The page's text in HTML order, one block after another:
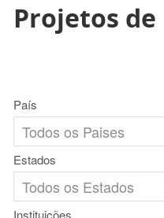
Projetos de
País
Estados
Instituições